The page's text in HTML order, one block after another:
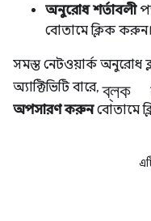
অনুরোধ শর্তাবলী
বোতামে ক্লিক করুন।
সমস্ত নেটওয়ার্ক অনুরোধ
অ্যাক্টিভিটি বারে,ব্লক
অপসারণ করুনবোতামে